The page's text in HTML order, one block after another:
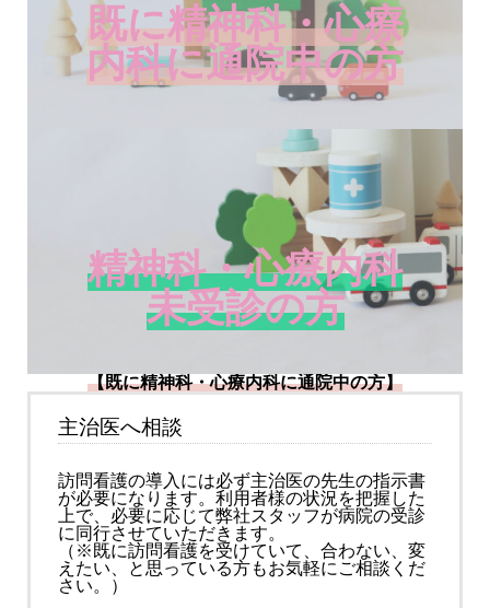
既に精神科・心療
内科に通院中の方
精神科・心療内科
未受診の方
【既に精神科・心療内科に通院中の方】
主治医へ相談
訪問看護の導入には必ず主治医の先生の指示書
が必要になります。利用者様の状況を把握した
上で、必要に応じて弊社スタッフが病院の受診
に同行させていただきます。
（※既に訪問看護を受けていて、合わない、変
えたい、と思っている方もお気軽にご相談くだ
さい。）